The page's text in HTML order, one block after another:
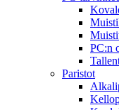
PC:n
Paristot